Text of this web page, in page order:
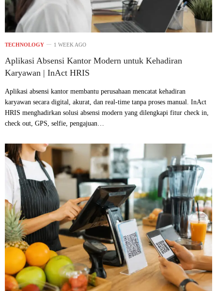
TECHNOLOGY 1 WEEK AGO
Aplikasi Absensi Kantor Modern untuk Kehadiran
Karyawan | InAct HRIS
Aplikasi absensi kantor membantu perusahaan mencatat kehadiran
karyawan secara digital, akurat, dan real-time tanpa proses manual. InAct
HRIS menghadirkan solusi absensi modern yang dilengkapi fitur check in,
check out, GPS, selfie, pengajuan…